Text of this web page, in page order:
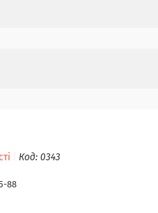
Код: 0343
88